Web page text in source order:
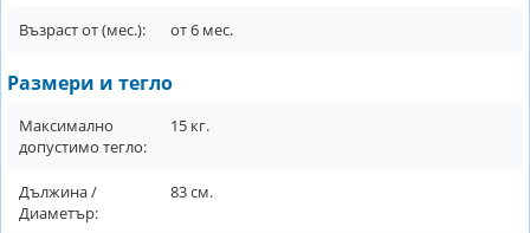
Възраст от (мес.): от6 мес.
Размери и тегло
Максимално
допустимо тегло:
15 кг.
Дължина /
Диаметър:
83см.